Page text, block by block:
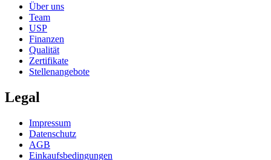
Über uns
Team
USP
Finanzen
Qualität
Zertifikate
Stellenangebote
Legal
Impressum
Datenschutz
AGB
Einkaufsbedingungen